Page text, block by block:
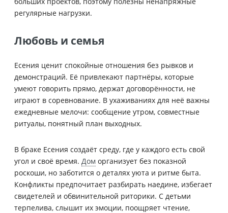
регулярные нагрузки.
Любовь и семья
Есения ценит спокойные отношения без рывков и
демонстраций. Её привлекают партнёры, которые
умеют говорить прямо, держат договорённости, не
играют в соревнование. В ухаживаниях для неё важны
ежедневные мелочи: сообщение утром, совместные
ритуалы, понятный план выходных.
В браке Есения создаёт среду, где у каждого есть свой
угол и своё время. Дом организует без показной
роскоши, но заботится о деталях уюта и ритме быта.
Конфликты предпочитает разбирать наедине, избегает
свидетелей и обвинительной риторики. С детьми
терпелива, слышит их эмоции, поощряет чтение,